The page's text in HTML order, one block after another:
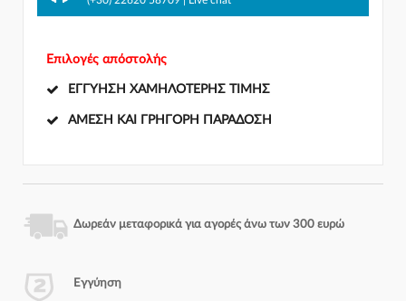
Επιλογές απόστολής
ΕΓΓΎΗΣΗ ΧΑΜΗΛΌΤΕΡΗΣ ΤΙΜΉΣ
ΆΜΕΣΗ ΚΑΙ ΓΡΉΓΟΡΗ ΠΑΡΆΔΟΣΗ
Δωρεάν μεταφορικά για αγορές άνω των 300 ευρώ
Εγγύηση